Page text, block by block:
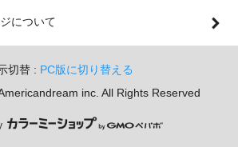
について
切替 : PC版に切り替える
inc. All Rights Reserved